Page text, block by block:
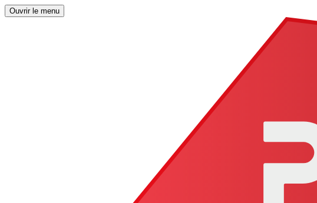
Ouvrir le menu